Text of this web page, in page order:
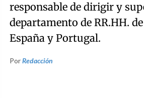
responsable de dirigir y
departamento de RR.HH.
España y Portugal.
PorRedacción